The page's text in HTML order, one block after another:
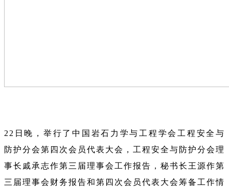
22日晚，举行了中国岩石力学与工程学会工程安全与
防护分会第四次会员代表大会，工程安全与防护分会理
事长戚承志作第三届理事会工作报告，秘书长王源作第
三届理事会财务报告和第四次会员代表大会筹备工作情